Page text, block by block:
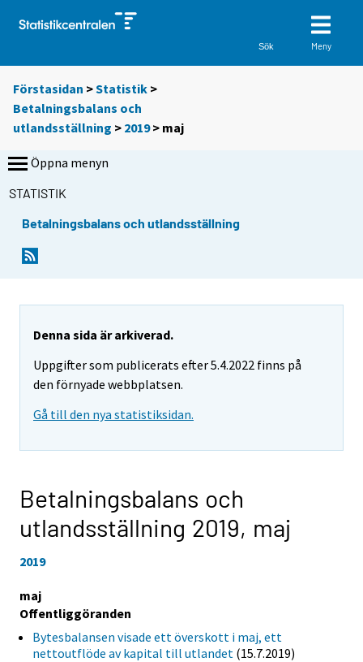
Sök Meny
Förstasidan >Statistik >
Betalningsbalans och
utlandsställning > 2019> maj
Öppna menyn
STATISTIK
Betalningsbalans och utlandsställning
Denna sida är arkiverad.
Uppgifter som publicerats efter 5.4.2022 finns på
den förnyade webbplatsen.
Gå till den nya statistiksidan.
Betalningsbalans och
utlandsställning 2019, maj
2019
maj
Offentliggöranden
Bytesbalansen visade ett överskott i maj, ett
nettoutflöde av kapital till utlandet (15.7.2019)